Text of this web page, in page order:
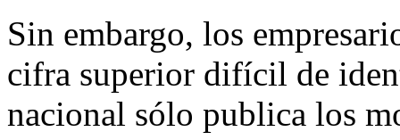
Sin embargo, los
cifra superior difícil de
nacional sólo publica los